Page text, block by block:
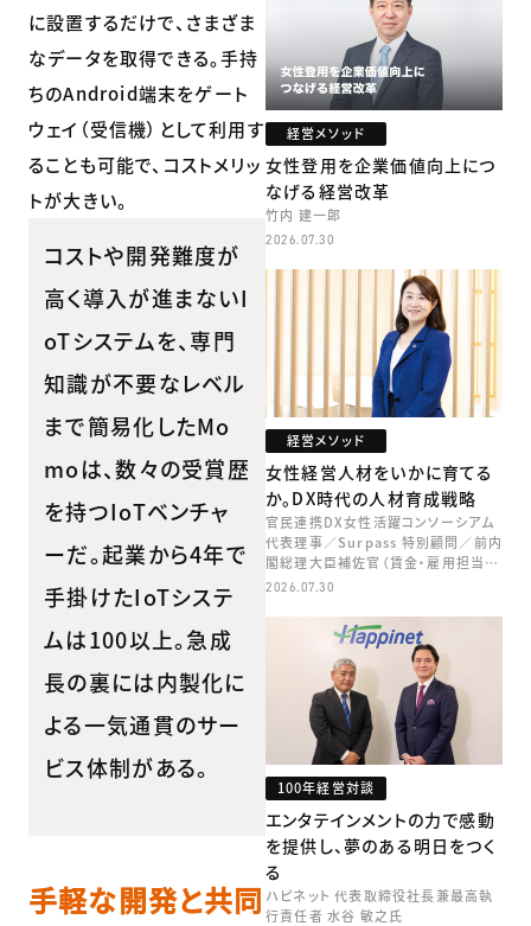
に設置するだけで、さまざま
なデータを取得できる。手持
ちのAndroid端末をゲート
ウェイ（受信機）として利用す
ることも可能で、コストメリッ
トが大きい。
コストや開発難度が
高く導入が進まないI
oTシステムを、専門
知識が不要なレベル
まで簡易化したMo
moは、数々の受賞歴
を持つIoTベンチャ
ーだ。起業から4年で
手掛けたIoTシステ
ムは100以上。急成
長の裏には内製化に
よる一気通貫のサー
ビス体制がある。
手軽な開発と共同
経営メソッド
女性登用を企業価値向上につ
なげる経営改革
竹内 建一郎
2026.07.30
経営メソッド
女性経営人材をいかに育てる
か。DX時代の人材育成戦略
官民連携DX女性活躍コンソーシアム
代表理事／Surpass 特別顧問／前内
閣総理大臣補佐官（賃金・雇用担当）
矢田 稚子
2026.07.30
100年経営対談
エンタテインメントの力で感動
を提供し、夢のある明日をつく
る
ハピネット 代表取締役社長兼最高執
行責任者 水谷 敏之氏